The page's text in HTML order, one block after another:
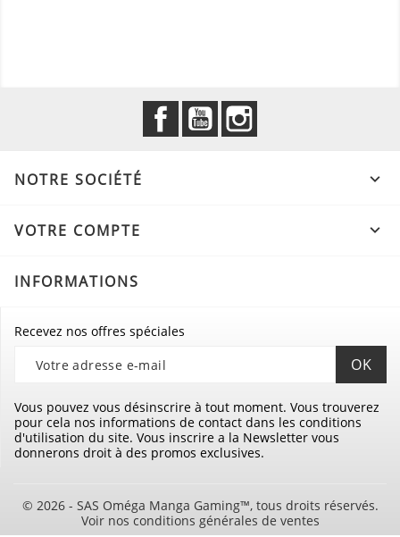
FacebookYouTube
NOTRE SOCIÉTÉ 
VOTRE COMPTE 
INFORMATIONS
Recevez nos offres spéciales
Vous pouvez vous désinscrire à tout moment. Vous trouverez
pour cela nos informations de contact dans les conditions
d'utilisation du site. Vous inscrire a la Newsletter vous
donnerons droit à des promos exclusives.
© 2026 - SAS Oméga Manga Gaming™, tous droits réservés.
Voir nos conditions générales de ventes